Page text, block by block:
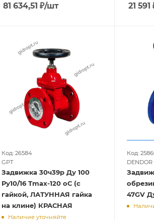
81 634,51 ₽/шт 21 591
Код: 26584
GPT
Задвижка 30ч39р Ду 100
Ру10/16 Tmax-120 оС (с
гайкой, ЛАТУННАЯ гайка
на клине) КРАСНАЯ
Наличие уточняйте
Код:
DENDOR
47GV